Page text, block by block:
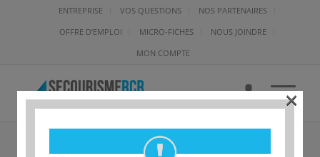
ENTREPRISE VOS QUESTIONS
NOS PARTENAIRES
OFFRE D’EMPLOI
MICRO-FICHES
NOUS JOINDRE
MON COMPTE
×